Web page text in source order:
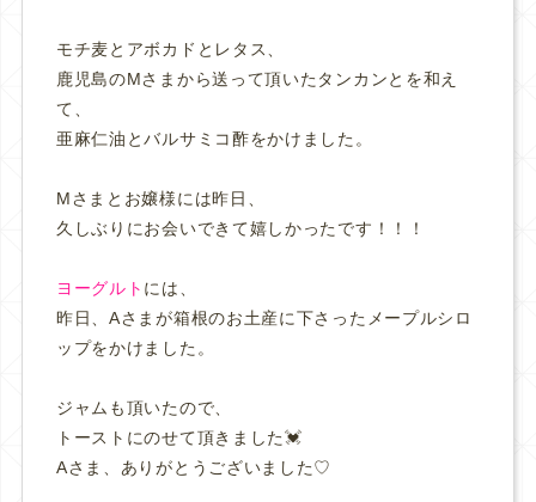
モチ麦とアボカドとレタス、
鹿児島のMさまから送って頂いたタンカンとを和え
て、
亜麻仁油とバルサミコ酢をかけました。
Mさまとお嬢様には昨日、
久しぶりにお会いできて嬉しかったです！！！
ヨーグルト には、
昨日、Aさまが箱根のお土産に下さったメープルシロ
ップをかけました。
ジャムも頂いたので、
トーストにのせて頂きました💓
Aさま、ありがとうございました♡